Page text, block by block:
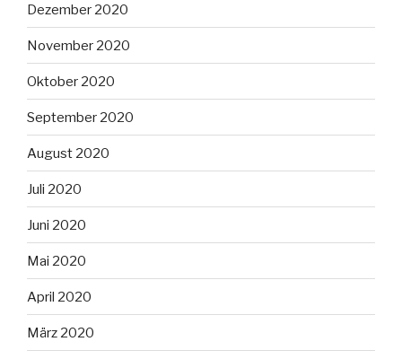
Dezember 2020
November 2020
Oktober 2020
September 2020
August 2020
Juli 2020
Juni 2020
Mai 2020
April 2020
März 2020